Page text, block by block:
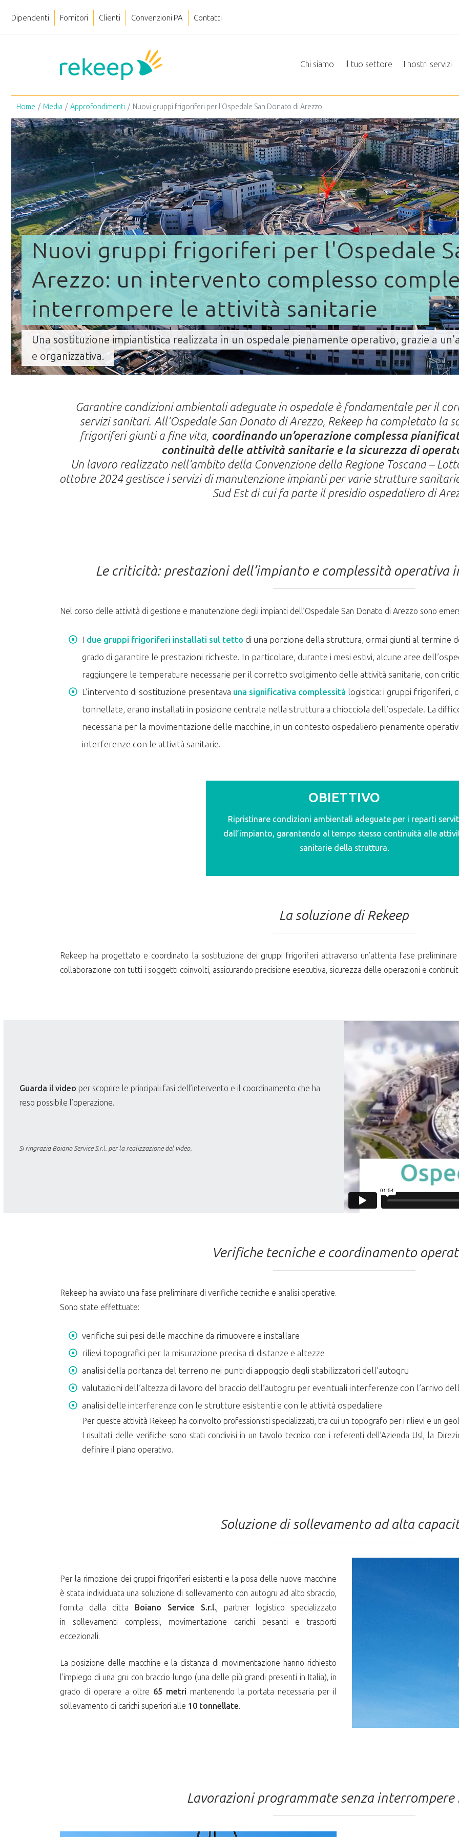
Dipendenti Fornitori Clienti Convenzioni PA Contatti
Chi siamo Il tuo settore I nostri servizi
Home Media Approfondimenti Nuovi gruppi frigoriferi per l'Ospedale San Donato di Arezzo
Nuovi gruppi frigoriferi per l'Ospedale
Arezzo: un intervento complesso
interrompere le attività sanitarie
Una sostituzione impiantistica realizzata in un ospedale pienamente operativo, grazie a
e organizzativa.
Garantire condizioni ambientali adeguate in ospedale è fondamentale per il
servizi sanitari. All’Ospedale San Donato di Arezzo, Rekeep ha completato la
frigoriferi giunti a fine vita, coordinando un’operazione complessa
continuità delle attività sanitarie e la sicurezza di
Un lavoro realizzato nell’ambito della Convenzione della Regione Toscana –
ottobre 2024 gestisce i servizi di manutenzione impianti per varie strutture
Sud Est di cui fa parte il presidio ospedaliero di
Le criticità: prestazioni dell’impianto e complessità operativa
Nel corso delle attività di gestione e manutenzione degli impianti dell’Ospedale San Donato di Arezzo sono
I due gruppi frigoriferi installati sul tetto di una porzione della struttura, ormai giunti al termine
grado di garantire le prestazioni richieste. In particolare, durante i mesi estivi, alcune aree
raggiungere le temperature necessarie per il corretto svolgimento delle attività sanitarie, con
L’intervento di sostituzione presentava una significativa complessità logistica: i gruppi frigoriferi,
tonnellate, erano installati in posizione centrale nella struttura a chiocciola dell’ospedale. La
necessaria per la movimentazione delle macchine, in un contesto ospedaliero pienamente
interferenze con le attività sanitarie.
OBIETTIVO
Ripristinare condizioni ambientali adeguate per i reparti
dall’impianto, garantendo al tempo stesso continuità alle
sanitarie della struttura.
La soluzione di Rekeep
Rekeep ha progettato e coordinato la sostituzione dei gruppi frigoriferi attraverso un’attenta fase
collaborazione con tutti i soggetti coinvolti, assicurando precisione esecutiva, sicurezza delle operazioni e
Guarda il video per scoprire le principali fasi dell’intervento e il coordinamento che ha
reso possibile l’operazione.
Si ringrazia Boiano Service S.r.l. per la realizzazione del video.
Verifiche tecniche e coordinamento
Rekeep ha avviato una fase preliminare di verifiche tecniche e analisi operative.
Sono state effettuate:
verifiche sui pesi delle macchine da rimuovere e installare
rilievi topografici per la misurazione precisa di distanze e altezze
analisi della portanza del terreno nei punti di appoggio degli stabilizzatori dell’autogru
valutazioni dell’altezza di lavoro del braccio dell’autogru per eventuali interferenze con l’arrivo
analisi delle interferenze con le strutture esistenti e con le attività ospedaliere
Per queste attività Rekeep ha coinvolto professionisti specializzati, tra cui un topografo per i rilievi e un
I risultati delle verifiche sono stati condivisi in un tavolo tecnico con i referenti dell’Azienda Usl, la
definire il piano operativo.
Soluzione di sollevamento ad alta
Per la rimozione dei gruppi frigoriferi esistenti e la posa delle nuove macchine
è stata individuata una soluzione di sollevamento con autogru ad alto sbraccio,
fornita dalla ditta Boiano Service S.r.l., partner logistico specializzato
in sollevamenti complessi, movimentazione carichi pesanti e trasporti
eccezionali.
La posizione delle macchine e la distanza di movimentazione hanno richiesto
l’impiego di una gru con braccio lungo (una delle più grandi presenti in Italia), in
grado di operare a oltre 65 metri mantenendo la portata necessaria per il
sollevamento di carichi superiori alle 10 tonnellate.
Lavorazioni programmate senza interrompere